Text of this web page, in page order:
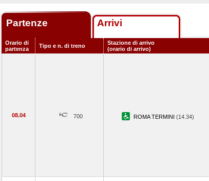
Partenze Arrivi
Orario di
partenza
Tipo e n. di treno
Stazione di arrivo
(orario di arrivo)
08.04 700 ROMA TERMINI (14.34)